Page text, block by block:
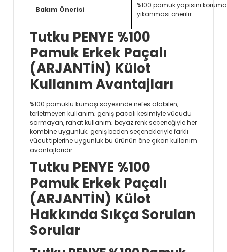
Bakım Önerisi
%100 pamuk yapısını
yıkanması önerilir.
Tutku PENYE %100
Pamuk Erkek Paçalı
(ARJANTİN) Külot
Kullanım Avantajları
%100 pamuklu kumaşı sayesinde nefes alabilen,
terletmeyen kullanım; geniş paçalı kesimiyle vücudu
sarmayan, rahat kullanım; beyaz renk seçeneğiyle her
kombine uygunluk; geniş beden seçenekleriyle farklı
vücut tiplerine uygunluk bu ürünün öne çıkan kullanım
avantajlarıdır.
Tutku PENYE %100
Pamuk Erkek Paçalı
(ARJANTİN) Külot
Hakkında Sıkça Sorulan
Sorular